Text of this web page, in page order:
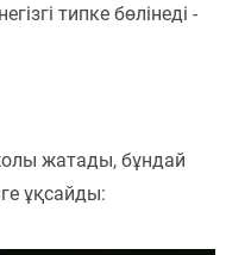
типке бөлінеді -
жатады, бұндай
ұқсайды: